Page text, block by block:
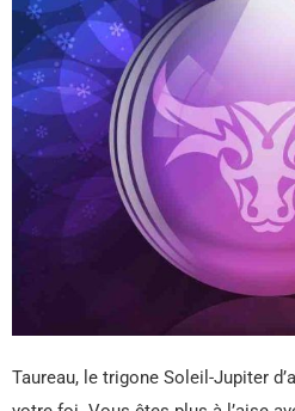
Taureau, le trigone Soleil-Jupiter